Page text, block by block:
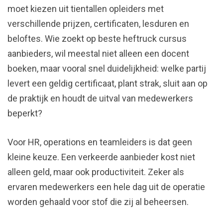
moet kiezen uit tientallen opleiders met
verschillende prijzen, certificaten, lesduren en
beloftes. Wie zoekt op beste heftruck cursus
aanbieders, wil meestal niet alleen een docent
boeken, maar vooral snel duidelijkheid: welke partij
levert een geldig certificaat, plant strak, sluit aan op
de praktijk en houdt de uitval van medewerkers
beperkt?
Voor HR, operations en teamleiders is dat geen
kleine keuze. Een verkeerde aanbieder kost niet
alleen geld, maar ook productiviteit. Zeker als
ervaren medewerkers een hele dag uit de operatie
worden gehaald voor stof die zij al beheersen.